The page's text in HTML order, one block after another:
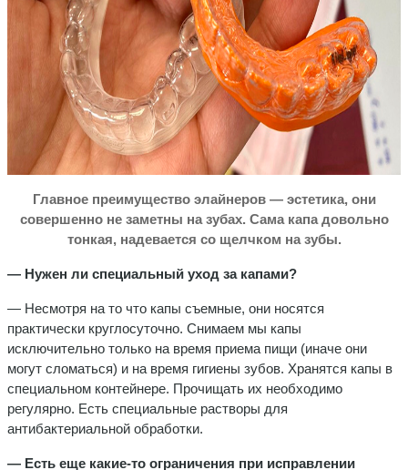
Главное преимущество элайнеров — эстетика, они
совершенно не заметны на зубах. Сама капа довольно
тонкая, надевается со щелчком на зубы.
— Нужен ли специальный уход за капами?
— Несмотря на то что капы съемные, они носятся
практически круглосуточно. Снимаем мы капы
исключительно только на время приема пищи (иначе они
могут сломаться) и на время гигиены зубов. Хранятся капы в
специальном контейнере. Прочищать их необходимо
регулярно. Есть специальные растворы для
антибактериальной обработки.
— Есть еще какие-то ограничения при исправлении